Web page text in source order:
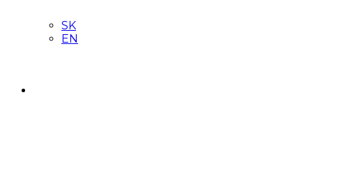
SK
EN